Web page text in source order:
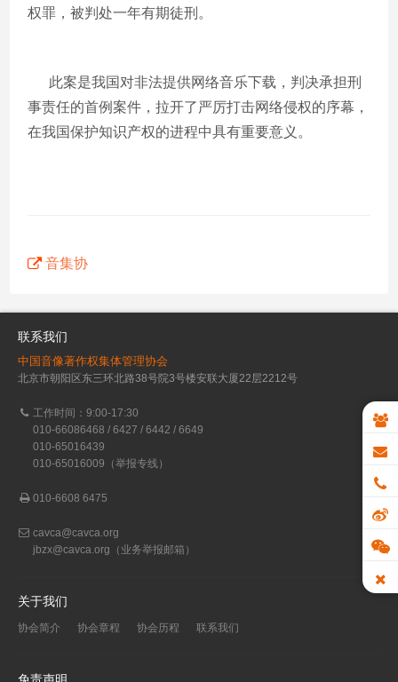
权罪，被判处一年有期徒刑。
此案是我国对非法提供网络音乐下载，判决承担刑
事责任的首例案件，拉开了严厉打击网络侵权的序幕，
在我国保护知识产权的进程中具有重要意义。
音集协
联系我们
中国音像著作权集体管理协会
北京市朝阳区东三环北路38号院3号楼安联大厦22层2212号
工作时间：9:00-17:30
010-66086468 / 6427 / 6442 / 6649
010-65016439
010-65016009（举报专线）
010-6608 6475
cavca@cavca.org
jbzx@cavca.org （业务举报邮箱）
关于我们
协会简介 协会章程 协会历程 联系我们